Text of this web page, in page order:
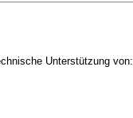
Unterstützung von: